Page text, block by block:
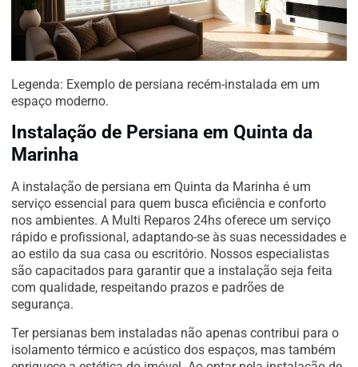
Legenda: Exemplo de persiana recém-instalada em um
espaço moderno.
Instalação de Persiana em Quinta da
Marinha
A instalação de persiana em Quinta da Marinha é um
serviço essencial para quem busca eficiência e conforto
nos ambientes. A Multi Reparos 24hs oferece um serviço
rápido e profissional, adaptando-se às suas necessidades e
ao estilo da sua casa ou escritório. Nossos especialistas
são capacitados para garantir que a instalação seja feita
com qualidade, respeitando prazos e padrões de
segurança.
Ter persianas bem instaladas não apenas contribui para o
isolamento térmico e acústico dos espaços, mas também